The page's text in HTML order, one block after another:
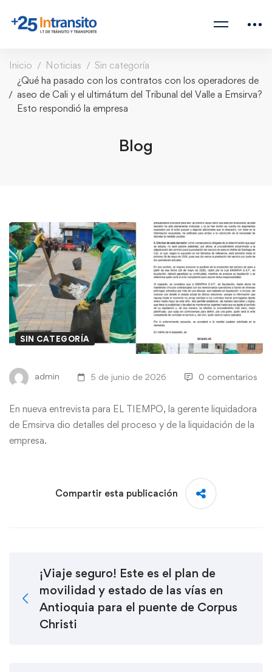
Inicio Noticias
Sin categoría
¿Qué ha pasado con los contratos con los operadores de
aseo de Cali y el ultimátum del Tribunal del Valle a Emsirva?
Esto respondió la empresa
Blog
SIN CATEGORÍA
admin 5 de junio de 2026 0 comentarios
En nueva entrevista para EL TIEMPO, la gerente liquidadora
de Emsirva dio detalles del proceso y de la liquidación de la
empresa.
Compartir esta publicación
¡Viaje seguro! Este es el plan de
movilidad y estado de las vías en
Antioquia para el puente de Corpus
Christi